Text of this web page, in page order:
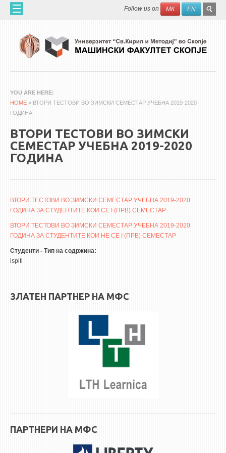
Skip to main content Search
Follow us on МК EN
ЗА НАС
60 ГОДИНИ МФ
ОРГАНИЗАЦИЈА
МАШИНСКО ИНЖЕНЕРСТВО - НАУЧНО СПИСАНИЕ
АПЛИКАТИВНА ДЕЈНОСТ
ERASMUS+
QIM-SEE
3DFindIT
CIRASIM
ИНФОРМАЦИИ ОД ЈАВЕН КАРАКТЕР
АНКЕТИ И САМОЕВАЛУАЦИИ
ЗАВРШНИ СМЕТКИ
ALUMNI MFS
ИЗВЕСТУВАЊА
YOU ARE HERE
HOME » ВТОРИ ТЕСТОВИ ВО ЗИМСКИ СЕМЕСТАР УЧЕБНА 2019-2020
ГОДИНА
ВТОРИ ТЕСТОВИ ВО ЗИМСКИ
СЕМЕСТАР УЧЕБНА 2019-2020
ГОДИНА
ВТОРИ ТЕСТОВИ ВО ЗИМСКИ СЕМЕСТАР УЧЕБНА 2019-2020
ГОДИНА ЗА СТУДЕНТИТЕ КОИ СЕ I (ПРВ) СЕМЕСТАР
ВТОРИ ТЕСТОВИ ВО ЗИМСКИ СЕМЕСТАР УЧЕБНА 2019-2020
ГОДИНА ЗА СТУДЕНТИТЕ КОИ НЕ СЕ I (ПРВ) СЕМЕСТАР
Студенти - Тип на содржина:
ispiti
ЗЛАТЕН ПАРТНЕР НА МФС
ПАРТНЕРИ НА МФС